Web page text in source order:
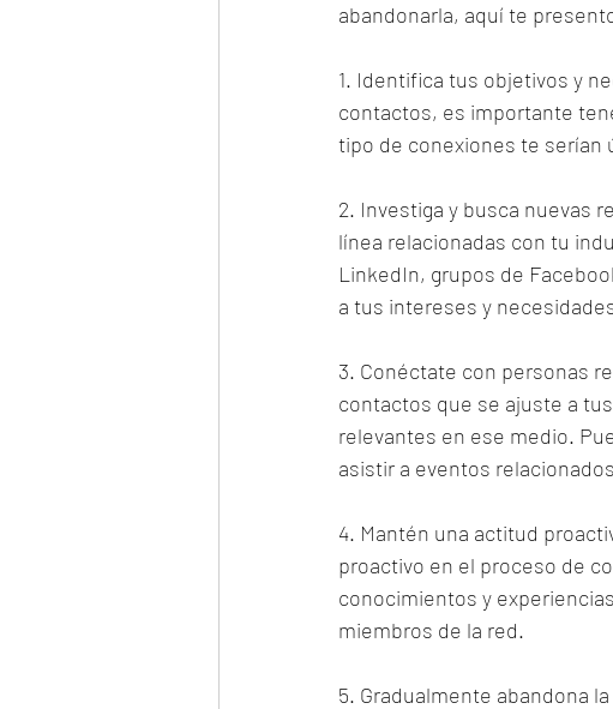
abandonarla, aquí te
1. Identifica tus objetivos y
contactos, es importante
tipo de conexiones te serían
2. Investiga y busca nuevas
línea relacionadas con tu
LinkedIn, grupos de
a tus intereses y
3. Conéctate con personas
contactos que se ajuste a
relevantes en ese medio.
asistir a eventos
4. Mantén una actitud
proactivo en el proceso de
conocimientos y
miembros de la red.
5. Gradualmente abandona